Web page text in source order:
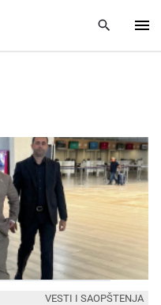
VESTI I SAOPŠTENJA